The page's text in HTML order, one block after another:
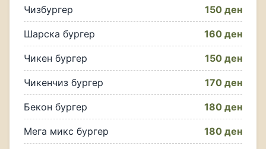
Чизбургер 150 ден
Шарска бургер 160 ден
Чикен бургер 150 ден
Чикенчиз бургер 170 ден
Бекон бургер 180 ден
Мега микс бургер 180 ден